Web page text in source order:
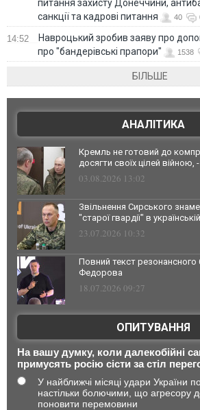
питання захисту Донеччини,
санкції та кадрові питання
40
14:52
Навроцький зробив заяву про
про "бандерівські прапори"
1538
БІЛЬШЕ
АНАЛІТИКА
Кремль не готовий до
досягти своїх цілей
03.08.2026 13:02
Звільнення Сирського
"старої гвардії" в
23.07.2026 10:32
Повний текст резонансного
Федорова
18.07.2026 09:27
ОПИТУВАННЯ
На вашу думку, коли далекобійні
примусять росію сісти за стіл
У найближчі місяці удари України
настільки болючими, що агресору
поновити перемовини